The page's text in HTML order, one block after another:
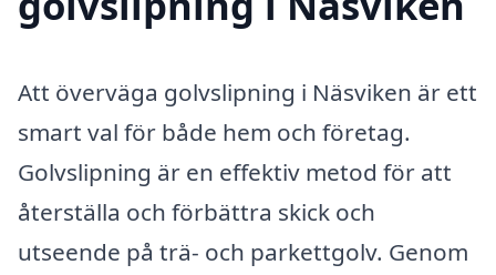
Att överväga golvslipning i Näsviken är ett
smart val för både hem och företag.
Golvslipning är en effektiv metod för att
återställa och förbättra skick och
utseende på trä- och parkettgolv. Genom